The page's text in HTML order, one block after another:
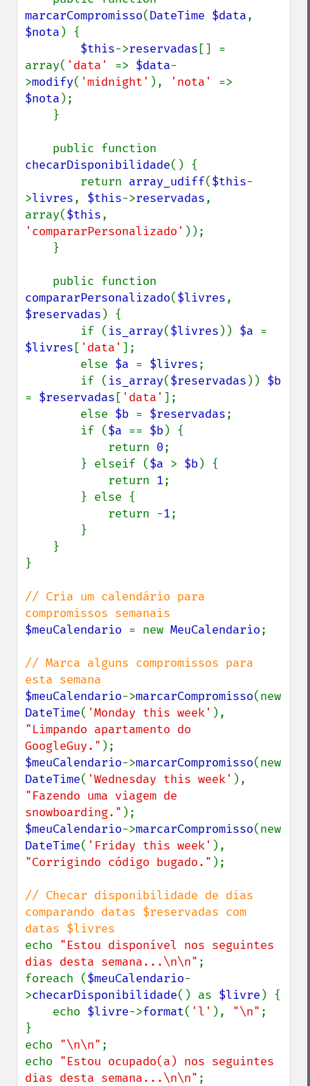
marcarCompromisso(DateTime $data
$nota ) {
$this->reservadas [] =
array( 'data' => $data-
>modify( 'midnight' ), 'nota'
$nota );
checarDisponibilidade() {
        return
array_udiff($this-
>livres, $this->reservadas,
array($this
'compararPersonalizado' ));
compararPersonalizado($livres
$reservadas ) {
        if (
is_array($livres )) $a
$livres [ 'data' ];
        else
$a = $livres;
        if (
is_array($reservadas ))
= $reservadas [ 'data' ];
        else
$b = $reservadas;
        if (
$a == $b) {
            return
0;
        } elseif (
$a > $b) {
            return
1;
            return -
1;
}
// Cria um calendário para
$meuCalendario = new MeuCalendario;
// Marca alguns compromissos para
$meuCalendario->marcarCompromisso
DateTime( 'Monday this week'
"Limpando apartamento do
GoogleGuy."
$meuCalendario->marcarCompromisso
DateTime( 'Wednesday this week'
"Fazendo uma viagem de
snowboarding."
$meuCalendario->marcarCompromisso
DateTime( 'Friday this week'
"Corrigindo código bugado." );
// Checar disponibilidade de dias
comparando datas $reservadas com
echo "Estou disponível nos seguintes
dias desta semana...\n\n" ;
foreach ($meuCalendario-
>checarDisponibilidade() as $livre ) {
    echo
$livre->format( 'l' ), "\n" ;
}
echo "\n\n" ;
echo "Estou ocupado(a) nos seguintes
dias desta semana...\n\n" ;